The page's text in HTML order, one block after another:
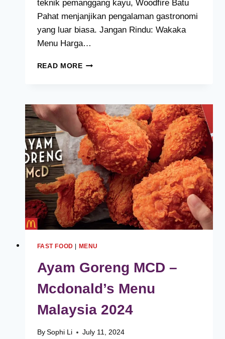
teknik pemanggang kayu, Woodfire Batu
Pahat menjanjikan pengalaman gastronomi
yang luar biasa. Jangan Rindu: Wakaka
Menu Harga…
READ MOREWOODFIRE
&
RESIPI]
FAST FOOD | MENU
Ayam Goreng MCD –
Mcdonald’s Menu
Malaysia 2024
By Sophi Li July 11, 2024